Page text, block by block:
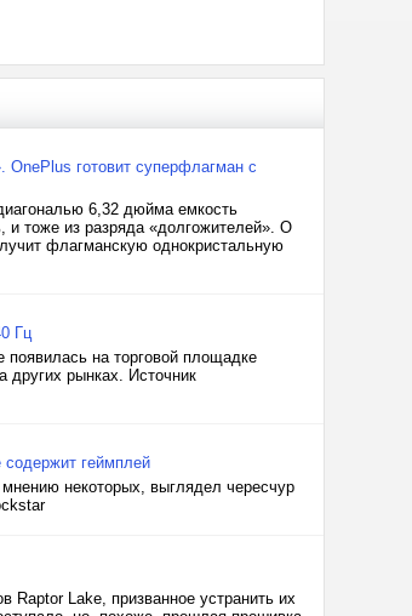
готовит суперфлагман с
6,32 дюйма емкость
тоже из разряда «долгожителей». О
флагманскую однокристальную
Гц
на торговой площадке
других рынках. Источник
содержит геймплей
некоторых, выглядел чересчур
Raptor Lake, призванное устранить их